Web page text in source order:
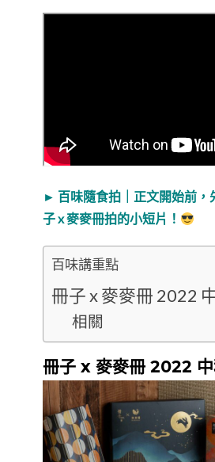
► 百味隨食拍｜正文開始前，
子 x 麥麥冊拍的小短片！
百味講重點
冊子 x 麥麥冊 2022
相關
冊子 x 麥麥冊 2022